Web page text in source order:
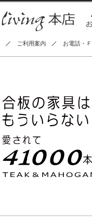
ご利用案内 お電話・